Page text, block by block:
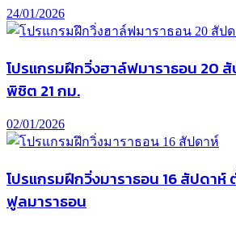
24/01/2026
โปรแกรมฝึกวิ่งฮาล์ฟมาราธอน 20
พิชิต 21 กม.
02/01/2026
โปรแกรมฝึกวิ่งมาราธอน 16 สัปดา
ฟูลมาราธอน